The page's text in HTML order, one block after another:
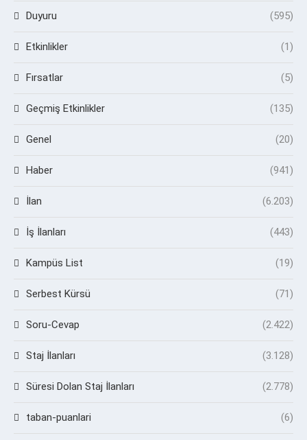
Duyuru (595)
Etkinlikler (1)
Fırsatlar (5)
Geçmiş Etkinlikler (135)
Genel (20)
Haber (941)
İlan (6.203)
İş İlanları (443)
Kampüs List (19)
Serbest Kürsü (71)
Soru-Cevap (2.422)
Staj İlanları (3.128)
Süresi Dolan Staj İlanları (2.778)
taban-puanlari (6)